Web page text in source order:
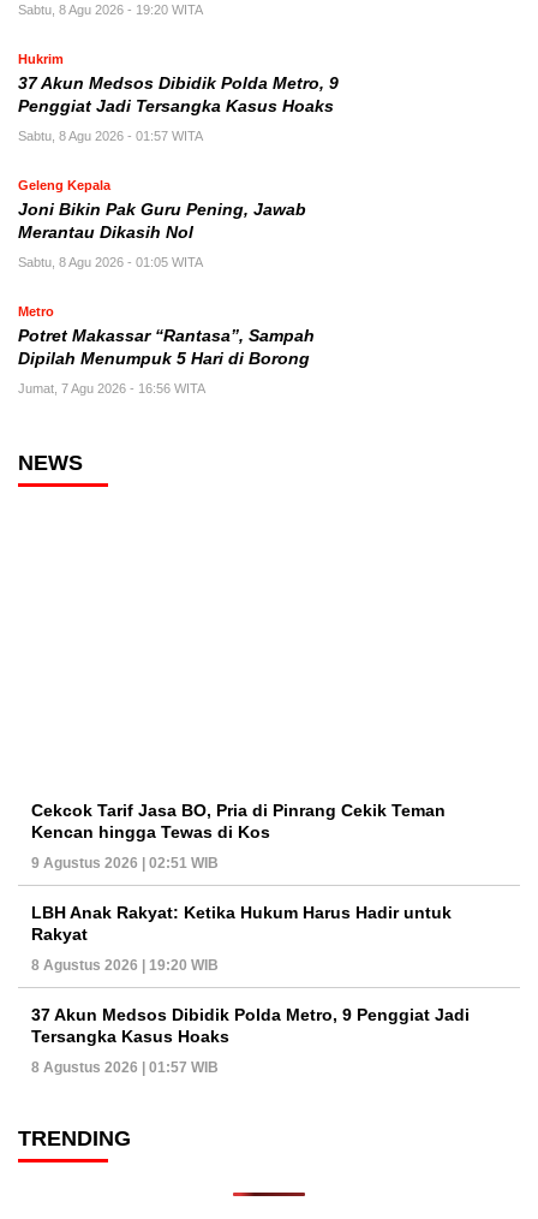
Sabtu, 8 Agu 2026 - 19:20 WITA
Hukrim
37 Akun Medsos Dibidik Polda Metro, 9
Penggiat Jadi Tersangka Kasus Hoaks
Sabtu, 8 Agu 2026 - 01:57 WITA
Geleng Kepala
Joni Bikin Pak Guru Pening, Jawab
Merantau Dikasih Nol
Sabtu, 8 Agu 2026 - 01:05 WITA
Metro
Potret Makassar “Rantasa”, Sampah
Dipilah Menumpuk 5 Hari di Borong
Jumat, 7 Agu 2026 - 16:56 WITA
NEWS
Cekcok Tarif Jasa BO, Pria di Pinrang Cekik Teman
Kencan hingga Tewas di Kos
9 Agustus 2026 | 02:51 WIB
LBH Anak Rakyat: Ketika Hukum Harus Hadir untuk
Rakyat
8 Agustus 2026 | 19:20 WIB
37 Akun Medsos Dibidik Polda Metro, 9 Penggiat Jadi
Tersangka Kasus Hoaks
8 Agustus 2026 | 01:57 WIB
TRENDING